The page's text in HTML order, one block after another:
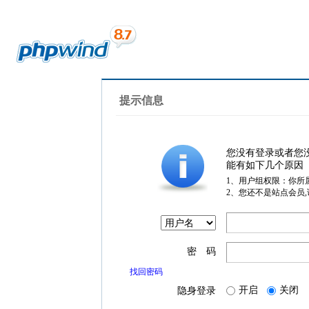
提示信息
您没有登录或者您
能有如下几个原因
1、用户组权限：你所
2、您还不是站点会员
密 码
找回密码
隐身登录 开启 关闭